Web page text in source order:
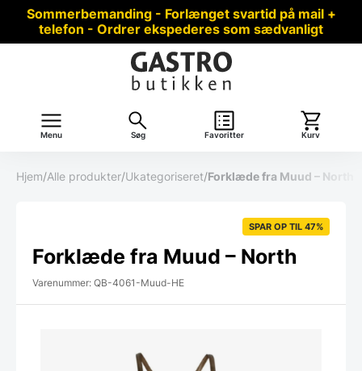
Sommerbemanding - Forlænget svartid på mail +
telefon - Ordrer ekspederes som sædvanligt
Menu Søg Favoritter Kurv
Hjem/Alle produkter/Ukategoriseret/Forklæde fra Muud – North
SPAR OP TIL 47%
Forklæde fra Muud – North
Varenummer: QB-4061-Muud-HE